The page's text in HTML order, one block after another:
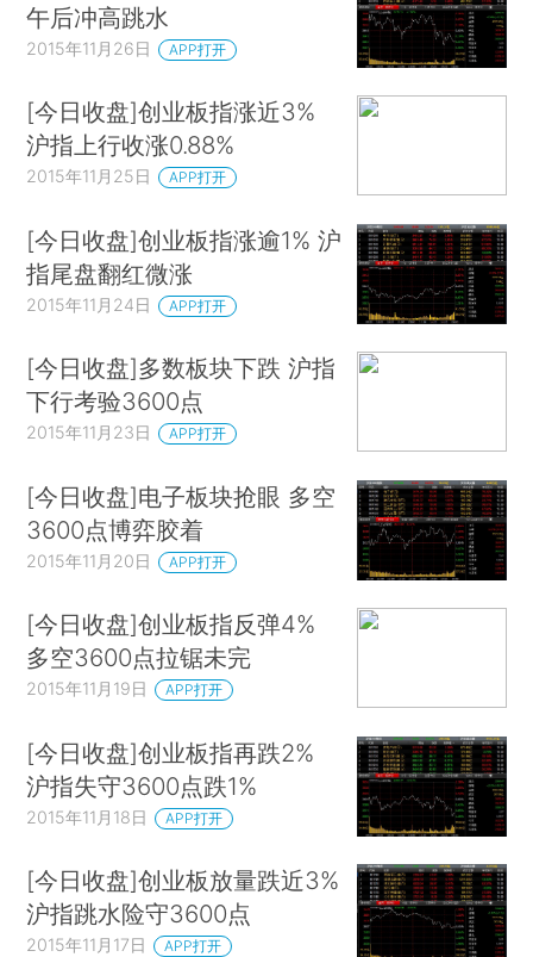
午后冲高跳水
2015年11月26日 APP打开
[今日收盘]创业板指涨近3%
沪指上行收涨0.88%
2015年11月25日 APP打开
[今日收盘]创业板指涨逾1% 沪
指尾盘翻红微涨
2015年11月24日 APP打开
[今日收盘]多数板块下跌 沪指
下行考验3600点
2015年11月23日 APP打开
[今日收盘]电子板块抢眼 多空
3600点博弈胶着
2015年11月20日 APP打开
[今日收盘]创业板指反弹4%
多空3600点拉锯未完
2015年11月19日 APP打开
[今日收盘]创业板指再跌2%
沪指失守3600点跌1%
2015年11月18日 APP打开
[今日收盘]创业板放量跌近3%
沪指跳水险守3600点
2015年11月17日 APP打开